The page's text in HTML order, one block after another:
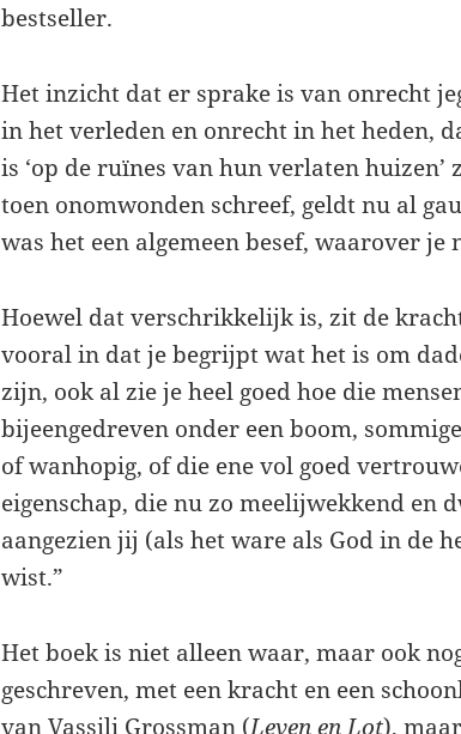
bestseller.
Het inzicht dat er sprake is van onrecht
in het verleden en onrecht in het heden,
is ‘op de ruïnes van hun verlaten huizen’
toen onomwonden schreef, geldt nu al
was het een algemeen besef, waarover je
Hoewel dat verschrikkelijk is, zit de
vooral in dat je begrijpt wat het is om
zijn, ook al zie je heel goed hoe die
bijeengedreven onder een boom,
of wanhopig, of die ene vol goed
eigenschap, die nu zo meelijwekkend en
aangezien jij (als het ware als God in de
wist.”
Het boek is niet alleen waar, maar ook
geschreven, met een kracht en een
van Vassili Grossman (Leven en Lot),